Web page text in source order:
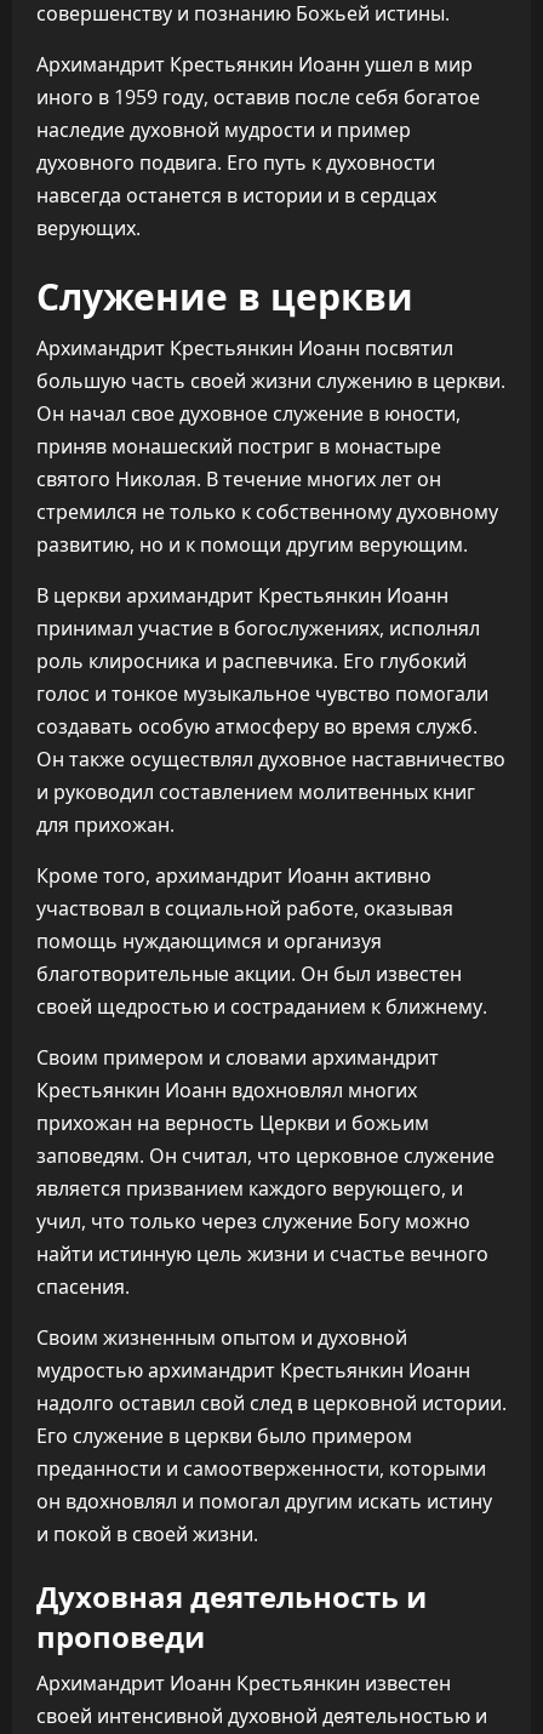
совершенству и познанию Божьей истины.
Архимандрит Крестьянкин Иоанн ушел в мир
иного в 1959 году, оставив после себя богатое
наследие духовной мудрости и пример
духовного подвига. Его путь к духовности
навсегда останется в истории и в сердцах
верующих.
Служение в церкви
Архимандрит Крестьянкин Иоанн посвятил
большую часть своей жизни служению в церкви.
Он начал свое духовное служение в юности,
приняв монашеский постриг в монастыре
святого Николая. В течение многих лет он
стремился не только к собственному духовному
развитию, но и к помощи другим верующим.
В церкви архимандрит Крестьянкин Иоанн
принимал участие в богослужениях, исполнял
роль клиросника и распевчика. Его глубокий
голос и тонкое музыкальное чувство помогали
создавать особую атмосферу во время служб.
Он также осуществлял духовное наставничество
и руководил составлением молитвенных книг
для прихожан.
Кроме того, архимандрит Иоанн активно
участвовал в социальной работе, оказывая
помощь нуждающимся и организуя
благотворительные акции. Он был известен
своей щедростью и состраданием к ближнему.
Своим примером и словами архимандрит
Крестьянкин Иоанн вдохновлял многих
прихожан на верность Церкви и божьим
заповедям. Он считал, что церковное служение
является призванием каждого верующего, и
учил, что только через служение Богу можно
найти истинную цель жизни и счастье вечного
спасения.
Своим жизненным опытом и духовной
мудростью архимандрит Крестьянкин Иоанн
надолго оставил свой след в церковной истории.
Его служение в церкви было примером
преданности и самоотверженности, которыми
он вдохновлял и помогал другим искать истину
и покой в своей жизни.
Духовная деятельность и
проповеди
Архимандрит Иоанн Крестьянкин известен
своей интенсивной духовной деятельностью и